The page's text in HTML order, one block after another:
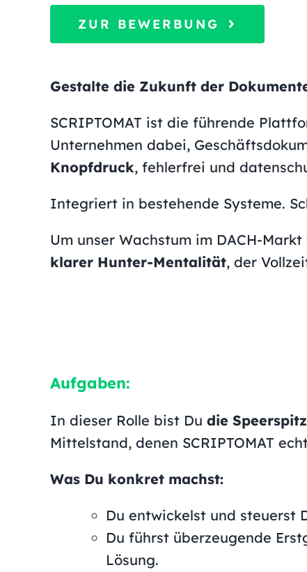
ZUR BEWERBUNG
Gestalte die Zukunft der
SCRIPTOMAT ist die führende
Unternehmen dabei,
Knopfdruck, fehlerfrei und
Integriert in bestehende Systeme.
Um unser Wachstum im DACH-
klarer Hunter-Mentalität, der
Aufgaben:
In dieser Rolle bist Du die
Mittelstand, denen SCRIPTOMAT
Was Du konkret machst:
Du entwickelst und steuerst
Du führst überzeugende
Lösung.